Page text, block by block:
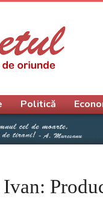
Politică